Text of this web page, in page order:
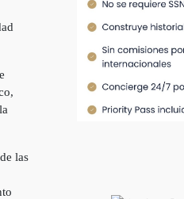
las